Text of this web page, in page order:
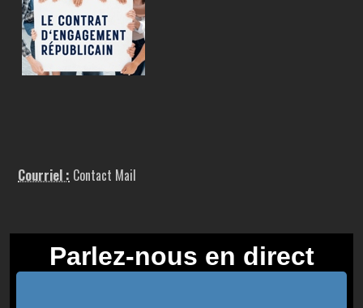
Courriel : Contact Mail